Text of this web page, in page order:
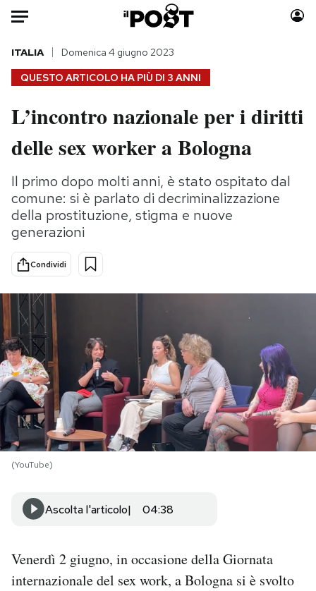
Auto
HOME
Italia
Politica
Tecnologia
Internet
Scienza
Cultura
Economia
Moda
Consumismi
Storie/Idee
Ok Boomer!
Media
PODCAST
NEWSLETTER
I MIEI PREFERITI
AREA PERSONALE
QUESTO ARTICOLO HA PIÙ DI 3 ANNI
ITALIA Domenica 4 giugno 2023
L’incontro nazionale per i diritti
delle sex worker a Bologna
Il primo dopo molti anni, è stato ospitato dal
comune: si è parlato di decriminalizzazione
della prostituzione, stigma e nuove
generazioni
Condividi
(YouTube)
Ascolta l'articolo 04:38
Venerdì 2 giugno, in occasione della Giornata
internazionale del sex work, a Bologna si è svolto